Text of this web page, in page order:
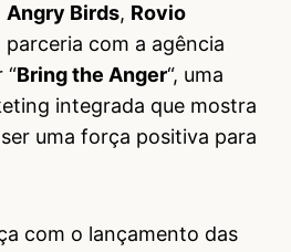
Angry Birds, Rovio
parceria com a agência
“Bring the Anger“, uma
integrada que mostra
uma força positiva para
com o lançamento das